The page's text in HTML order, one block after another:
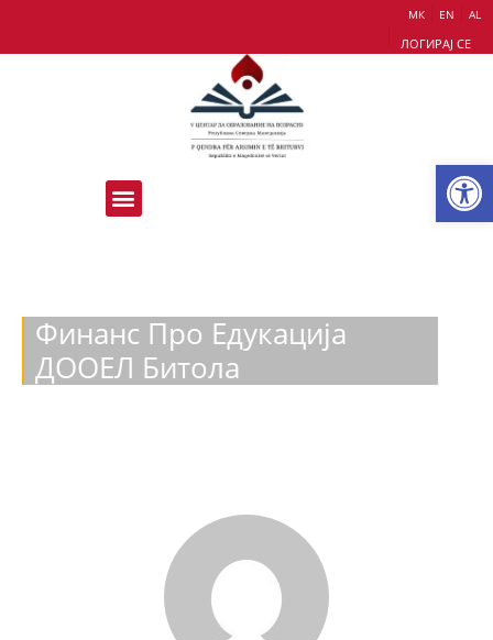
МК EN AL
ЛОГИРАЈ СЕ
Финанс Про Едукација
ДООЕЛ Битола